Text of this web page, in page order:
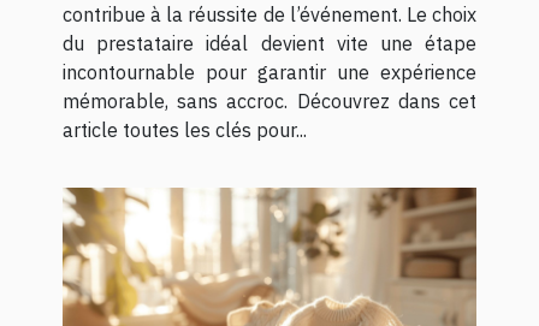
contribue à la réussite de l’événement. Le choix
du prestataire idéal devient vite une étape
incontournable pour garantir une expérience
mémorable, sans accroc. Découvrez dans cet
article toutes les clés pour...